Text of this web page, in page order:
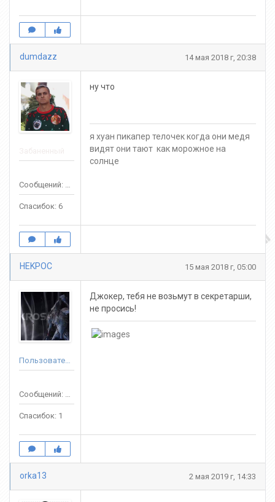
dumdazz 14 мая 2018 г, 20:38
Сообщений: 141
Спасибок: 6
ну что
я хуан пикапер телочек когда они медя
видят они тают как морожное на
солнце
HEKPOC 15 мая 2018 г, 05:00
Пользователь
Сообщений: 49
Спасибок: 1
Джокер, тебя не возьмут в секретарши,
не просись!
orka13 2 мая 2019 г, 14:33